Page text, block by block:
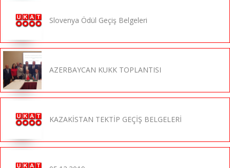
Slovenya Ödül Geçiş Belgeleri
AZERBAYCAN KUKK TOPLANTISI
KAZAKİSTAN TEKTİP GEÇİŞ BELGELERİ